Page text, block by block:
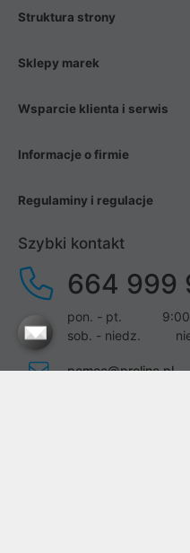
Struktura strony
Sklepy marek
Wsparcie klienta i serwis
Informacje o firmie
Regulaminy i regulacje
Szybki kontakt
664 999
pon. - pt.
sob. - niedz.
pomoc@proline.pl